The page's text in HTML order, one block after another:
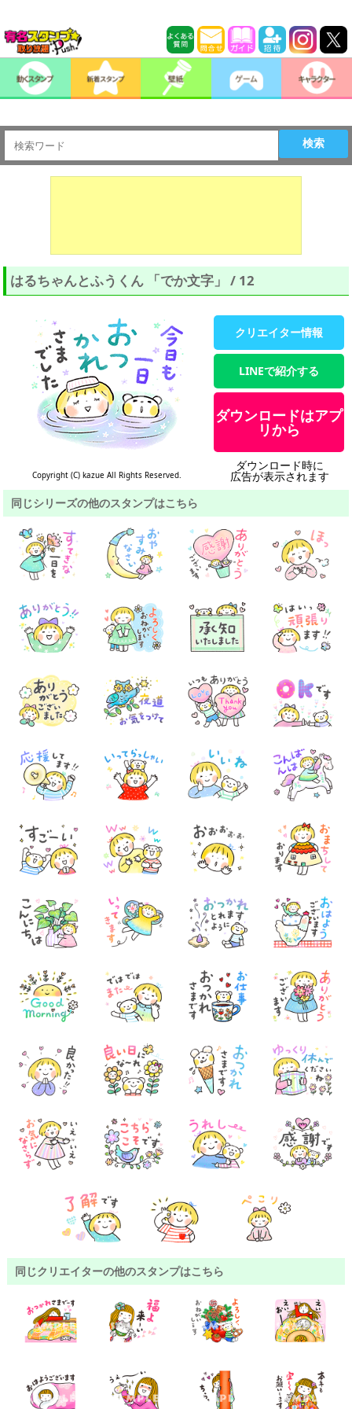
検索
はるちゃんとふうくん 「でか文字」 / 12
Copyright (C) kazue All Rights Reserved.
クリエイター情報
LINEで紹介する
ダウンロードはアプ
リから
ダウンロード時に
広告が表示されます
同じシリーズの他のスタンプはこちら
同じクリエイターの他のスタンプはこちら